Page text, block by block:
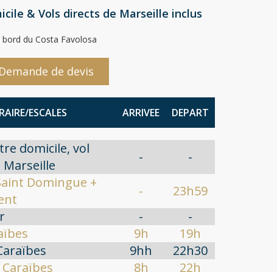
& Vols directs de Marseille inclus
bord du Costa Favolosa
Demande de devis
ESCALES ARRIVEE DEPART
domicile, vol
- -
Domingue +
-
23h59
-
-
9h
19h
9hh
22h30
8h
22h